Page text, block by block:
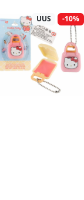
UUS -10%